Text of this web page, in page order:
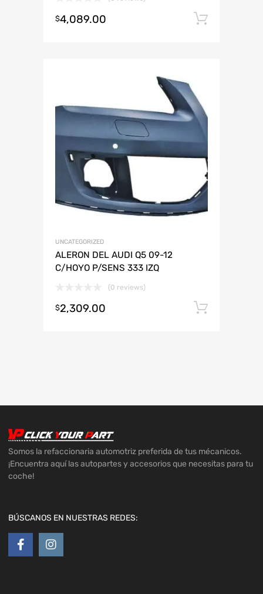
$4,089.00
UNCATEGORIZED
ALERON DEL AUDI Q5 09-12
C/HOYO P/SENS 333 IZQ
(0 reviews)
$2,309.00
Somos la refaccionaria automotriz preferida de tus mécanicos.
¡Encuentra aquí las autopartes y accesorios que necesitas para tu
coche!
BÚSCANOS EN NUESTRAS REDES: